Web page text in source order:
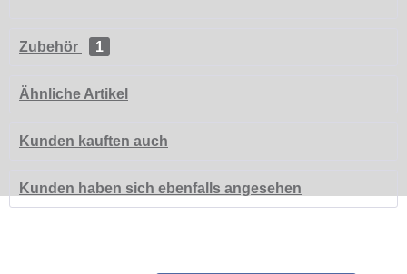
Zubehör 1
Ähnliche Artikel
Kunden kauften auch
Kunden haben sich ebenfalls angesehen